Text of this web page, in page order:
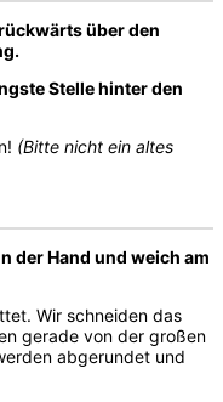
über den
Stelle hinter den
(Bitte nicht ein altes
der Hand und weich am
Wir schneiden das
gerade von der großen
abgerundet und